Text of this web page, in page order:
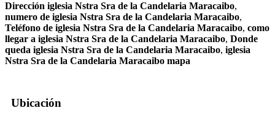
Dirección iglesia Nstra Sra de la Candelaria Maracaibo,
numero de iglesia Nstra Sra de la Candelaria Maracaibo,
Teléfono de iglesia Nstra Sra de la Candelaria Maracaibo, como
llegar a iglesia Nstra Sra de la Candelaria Maracaibo, Donde
queda iglesia Nstra Sra de la Candelaria Maracaibo, iglesia
Nstra Sra de la Candelaria Maracaibo mapa
Ubicación